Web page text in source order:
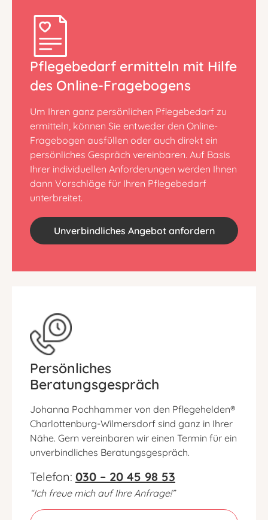
Pflegebedarf ermitteln mit Hilfe
des Online-Fragebogens
Um Ihren ganz persönlichen Pflegebedarf zu
ermitteln, können Sie entweder den Online-
Fragebogen ausfüllen oder auch direkt ein
persönliches Gespräch vereinbaren. Auf Basis
Ihrer individuellen Anforderungen werden Ihnen
dann Vorschläge für Ihren Pflegebedarf
unterbreitet.
Unverbindliches Angebot anfordern
Persönliches
Beratungsgespräch
Johanna Pochhammer von den Pflegehelden®
Charlottenburg-Wilmersdorf sind ganz in Ihrer
Nähe. Gern vereinbaren wir einen Termin für ein
unverbindliches Beratungsgespräch.
Telefon: 030 – 20 45 98 53
“Ich freue mich auf Ihre Anfrage!”